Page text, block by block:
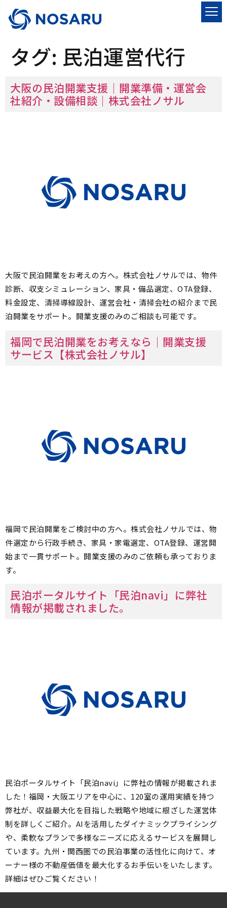
タグ: 民泊運営代行
大阪の民泊開業支援｜開業準備・運営会
社紹介・設備相談｜株式会社ノサル
大阪で民泊開業をお考えの方へ。株式会社ノサルでは、物件
診断、収支シミュレーション、家具・備品選定、OTA登録、
料金設定、清掃導線設計、運営会社・清掃会社の紹介まで民
泊開業をサポート。開業支援のみのご相談も可能です。
福岡で民泊開業をお考えなら｜開業支援
サービス【株式会社ノサル】
福岡で民泊開業をご検討中の方へ。株式会社ノサルでは、物
件選定から行政手続き、家具・家電選定、OTA登録、運営開
始まで一貫サポート。開業支援のみのご依頼も承っておりま
す。
民泊ポータルサイト「民泊navi」に弊社
情報が掲載されました。
民泊ポータルサイト「民泊navi」に弊社の情報が掲載されま
した！福岡・大阪エリアを中心に、120室の運用実績を持つ
弊社が、収益最大化を目指した戦略や地域に根ざした運営体
制を詳しくご紹介。AIを活用したダイナミックプライシング
や、柔軟なプランで多様なニーズに応えるサービスを展開し
ています。九州・関西圏での民泊事業の活性化に向けて、オ
ーナー様の不動産価値を最大化するお手伝いをいたします。
詳細はぜひご覧ください！